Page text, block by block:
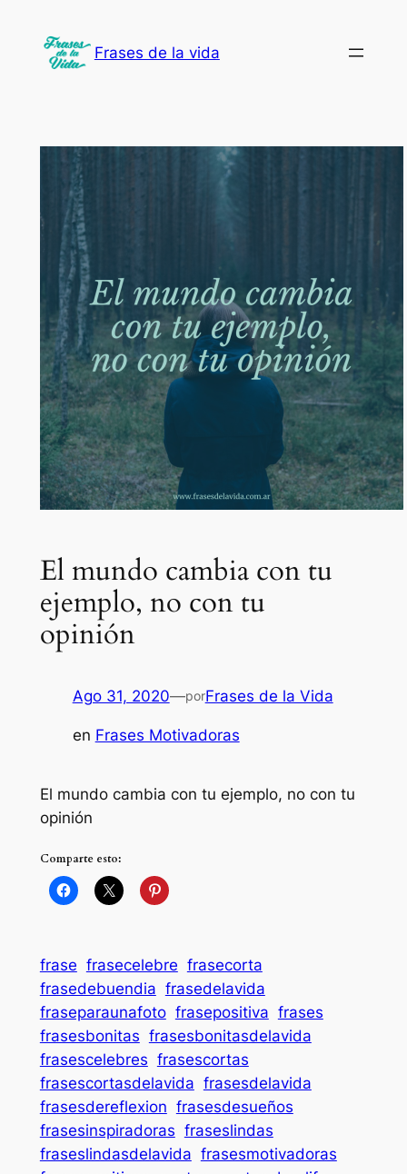
contenido
Frases de la vida
El mundo cambia con tu
ejemplo, no con tu
opinión
Ago 31, 2020—porFrases de la Vida
en Frases Motivadoras
El mundo cambia con tu ejemplo, no con tu
opinión
Comparte esto:
frase frasecelebre frasecorta
frasedebuendia frasedelavida
fraseparaunafoto frasepositiva frases
frasesbonitas frasesbonitasdelavida
frasescelebres frasescortas
frasescortasdelavida frasesdelavida
frasesdereflexion frasesdesueños
frasesinspiradoras fraseslindas
fraseslindasdelavida frasesmotivadoras